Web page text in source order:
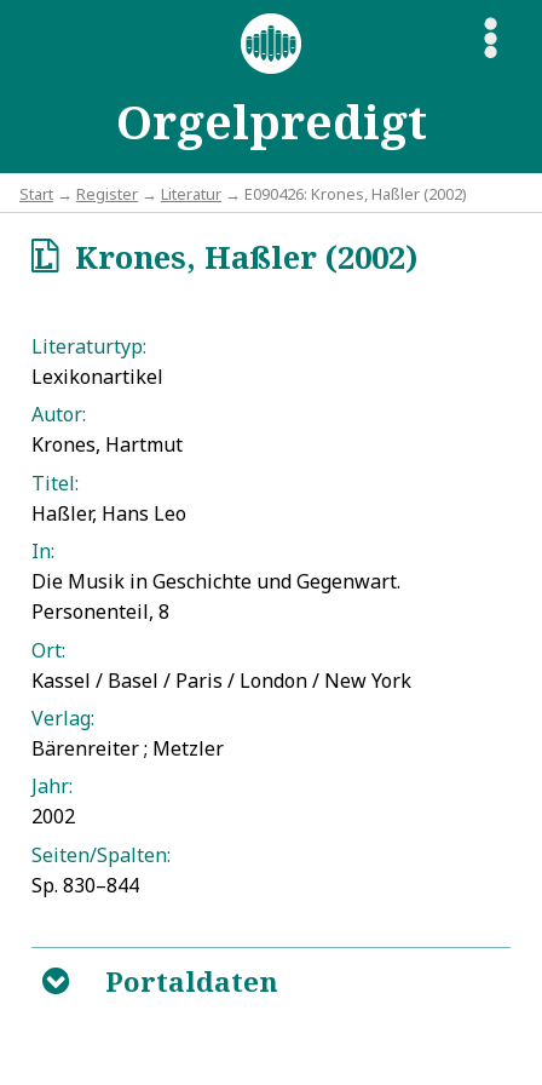
Orgelpredigt
S
Start → Register → Literatur → E090426: Krones, Haßler (2002)
pKrones, Haßler (2002)
Literaturtyp:
Lexikonartikel
Autor:
Krones, Hartmut
Titel:
Haßler, Hans Leo
In:
Die Musik in Geschichte und Gegenwart.
Personenteil, 8
Ort:
Kassel / Basel / Paris / London / New York
Verlag:
Bärenreiter ; Metzler
Jahr:
2002
Seiten/Spalten:
Sp. 830–844
B Portaldaten